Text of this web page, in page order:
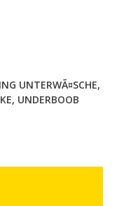
UNTERWÃ¤SCHE,
, UNDERBOOB